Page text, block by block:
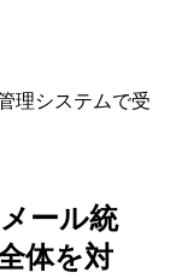
理システムで受
ール統
体を対